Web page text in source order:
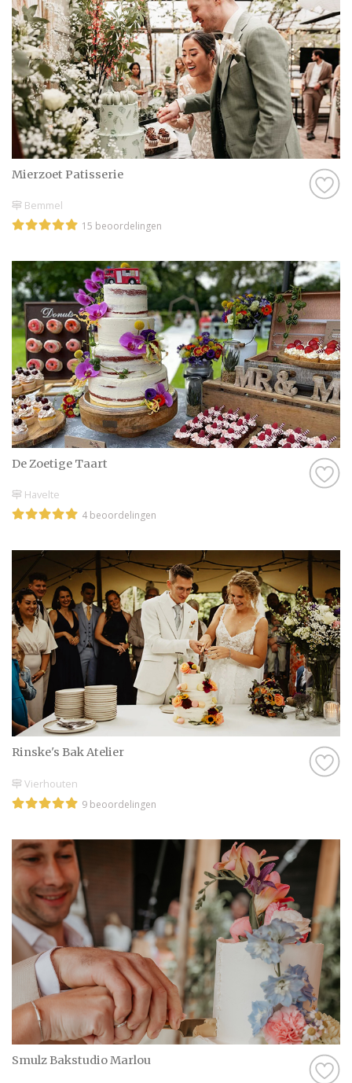
Mierzoet Patisserie
Bemmel
15 beoordelingen
De Zoetige Taart
Havelte
4 beoordelingen
Rinske's Bak Atelier
Vierhouten
9 beoordelingen
Smulz Bakstudio Marlou